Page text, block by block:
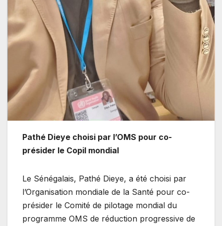
Pathé Dieye choisi par l’OMS pour co-
présider le Copil mondial
Le Sénégalais, Pathé Dieye, a été choisi par
l’Organisation mondiale de la Santé pour co-
présider le Comité de pilotage mondial du
programme OMS de réduction progressive de